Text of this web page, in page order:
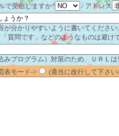
で受信しますか?
/ アドレス
が分かりやすいように書いてください
「質問です」などのようなものは避け
みプログラム）対策のため、ＵＲＬ
表モード-> (適当に改行して下さ